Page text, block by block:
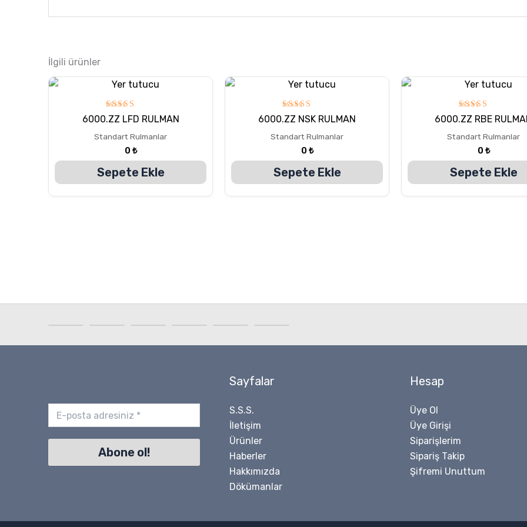
İlgili ürünler
5
üzerinden
oy aldı
6000.ZZ LFD RULMAN
Standart Rulmanlar
0 ₺
Sepete Ekle
5
üzerinden
oy aldı
6000.ZZ NSK RULMAN
Standart Rulmanlar
0 ₺
Sepete Ekle
5
üzerinden
oy aldı
6000.ZZ RBE
Standart Rulmanlar
0 ₺
Sepete Ekle
Sayfalar
S.S.S.
İletişim
Ürünler
Haberler
Hakkımızda
Dökümanlar
Hesap
Üye Ol
Üye Girişi
Siparişlerim
Sipariş Takip
Şifremi Unuttum